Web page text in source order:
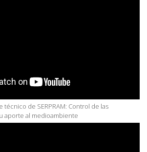
técnico de SERPRAM: Control de las
aporte al medioambiente